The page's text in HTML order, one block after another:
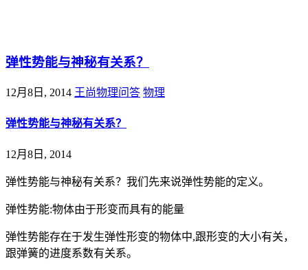
弹性势能与神秘有关系？
12月8日, 2014 王尚物理问答 物理
弹性势能与神秘有关系？
12月8日, 2014
弹性势能与神秘有关系？我们先来说弹性势能的定义。
弹性势能:物体由于形变而具有的能量
弹性势能存在于发生弹性形变的物体中,跟形变的大小有关，
跟弹簧的进度系数有关系。